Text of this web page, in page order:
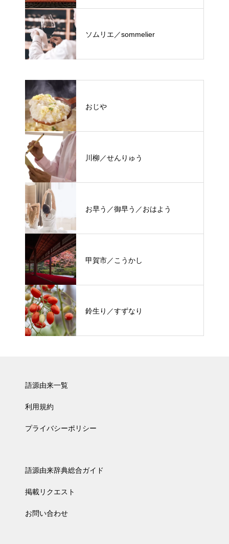
ソムリエ／sommelier
おじや
川柳／せんりゅう
お早う／御早う／おはよう
甲賀市／こうかし
鈴生り／すずなり
語源由来一覧
利用規約
プライバシーポリシー
語源由来辞典総合ガイド
掲載リクエスト
お問い合わせ